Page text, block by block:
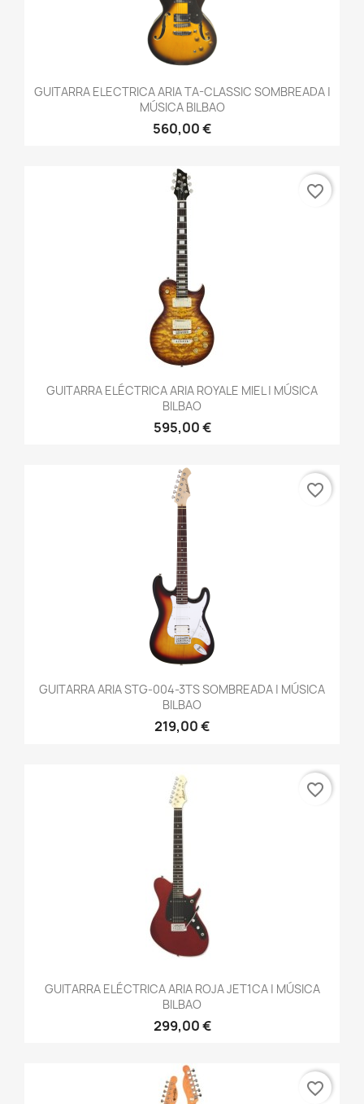
GUITARRA ELECTRICA ARIA TA-CLASSIC SOMBREADA |
MÚSICA BILBAO
560,00 €
GUITARRA ELÉCTRICA ARIA ROYALE MIEL | MÚSICA
BILBAO
595,00 €
favorite_border
GUITARRA ARIA STG-004-3TS SOMBREADA | MÚSICA
BILBAO
219,00 €
favorite_border
GUITARRA ELÉCTRICA ARIA ROJA JET1CA | MÚSICA
BILBAO
299,00 €
favorite_border
favorite_border